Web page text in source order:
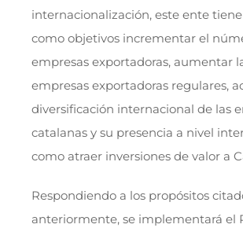
internacionalización, este ente
como objetivos incrementar el
empresas exportadoras, aumentar
empresas exportadoras regulares,
diversificación internacional de las
catalanas y su presencia a nivel
como atraer inversiones de valor a
Respondiendo a los propósitos
anteriormente, se implementará el